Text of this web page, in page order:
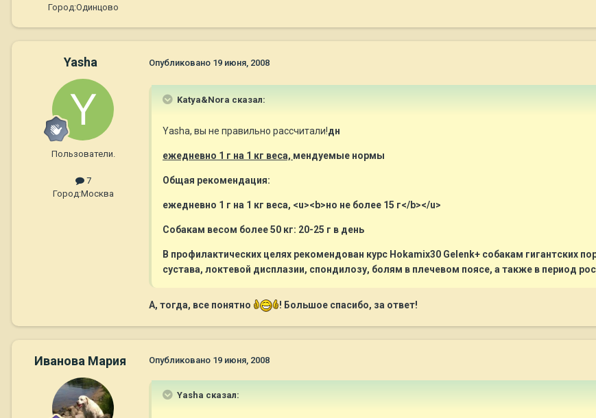
Город:Одинцово
Yasha
Пользователи.
7
Город:Москва
Опубликовано 19 июня, 2008
Katya&Nora сказал:
Yasha, вы не правильно рассчитали!дн
ежедневно 1 г на 1 кг веса, мендуемые нормы
Общая рекомендация:
ежедневно 1 г на 1 кг веса, <u><b>но не более 15 г</b></u>
Собакам весом более 50 кг: 20-25 г в день
В профилактических целях рекомендован курс Hokamix30 Gelenk+ собакам гигантских
сустава, локтевой дисплазии, спондилозу, болям в плечевом поясе, а также в период
А, тогда, все понятно ! Большое спасибо, за ответ!
Иванова Мария Опубликовано 19 июня, 2008
Yasha сказал: